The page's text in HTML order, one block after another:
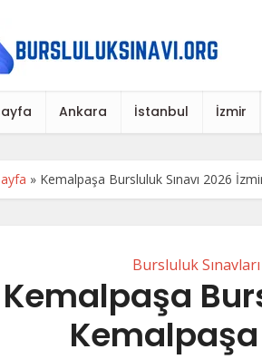
Ankara İstanbul İzmir
» Kemalpaşa Bursluluk Sınavı 2026
Bursluluk
Kemalpaşa
Kemalpaşa